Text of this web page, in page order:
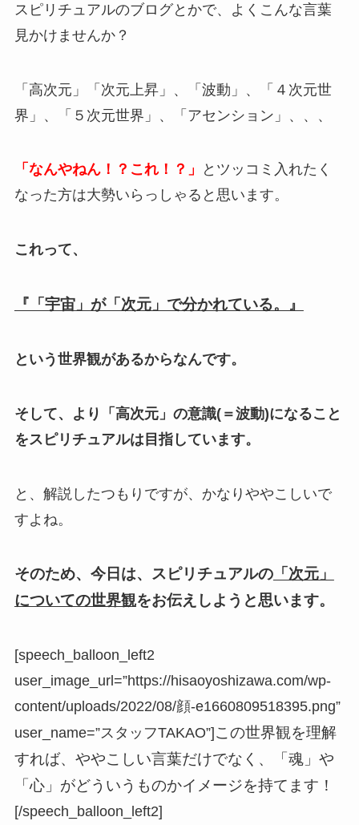
スピリチュアルのブログとかで、よくこんな言葉
見かけませんか？
「高次元」「次元上昇」、「波動」、「４次元世
界」、「５次元世界」、「アセンション」、、、
「なんやねん！？これ！？」
とツッコミ入れたく
なった方は大勢いらっしゃると思います。
これって、
『「宇宙」が「次元」で分かれている。』
という世界観があるからなんです。
そして、より「高次元」の意識(＝波動)になること
をスピリチュアルは目指しています。
と、解説したつもりですが、かなりややこしいで
すよね。
そのため、今日は、スピリチュアルの「次元」
についての世界観をお伝えしようと思います。
[speech_balloon_left2
user_image_url=”https://hisaoyoshizawa.com/wp-
content/uploads/2022/08/顔-e1660809518395.png”
user_name=”スタッフTAKAO”] この世界観を理解
すれば、ややこしい言葉だけでなく、「魂」や
「心」がどういうものかイメージを持てます！
[/speech_balloon_left2]